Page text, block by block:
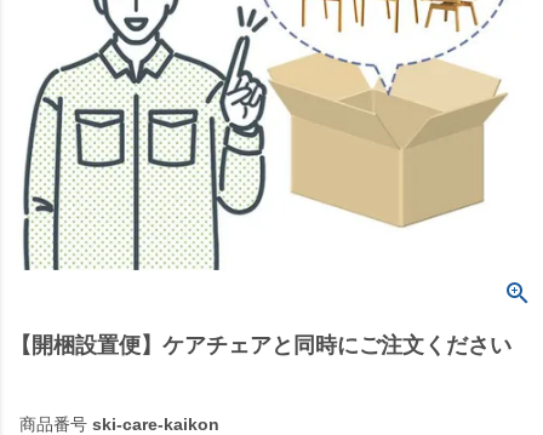
【開梱設置便】ケアチェアと同時にご注文ください
商品番号 ski-care-kaikon